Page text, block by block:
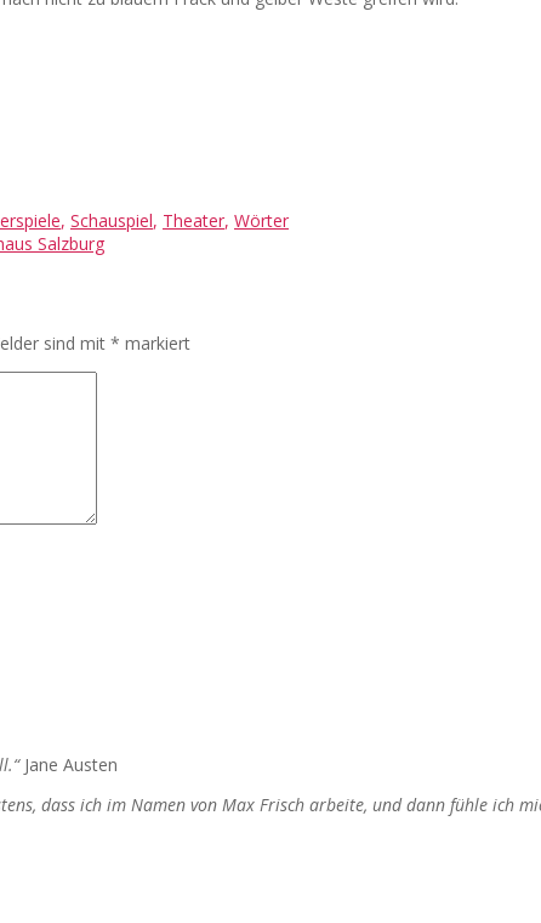
, Schauspiel, Theater, Wörter
Salzburg
sind mit * markiert
Jane Austen
dass ich im Namen von Max Frisch arbeite, und dann fühle ich